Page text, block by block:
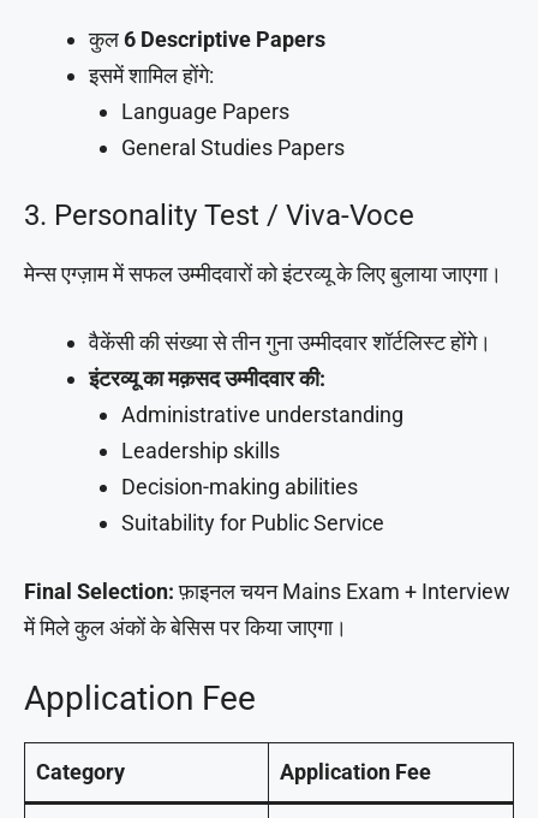
कुल6 Descriptive Papers
इसमें शामिल होंगे:
Language Papers
General Studies Papers
3. Personality Test / Viva-Voce
मेन्स एग्ज़ाम में सफल उम्मीदवारों को इंटरव्यू के लिए बुलाया जाएगा।
वैकेंसी की संख्या से तीन गुना उम्मीदवार शॉर्टलिस्ट होंगे।
इंटरव्यू का मक़सद उम्मीदवार की:
Administrative understanding
Leadership skills
Decision-making abilities
Suitability for Public Service
Final Selection:फ़ाइनल चयन Mains Exam + Interview
में मिले कुल अंकों के बेसिस पर किया जाएगा।
Application Fee
Category Application Fee